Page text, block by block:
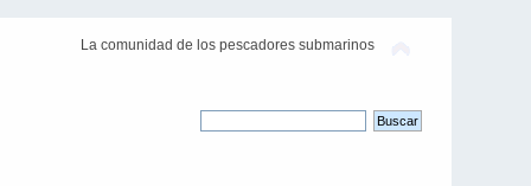
La comunidad de los pescadores submarinos